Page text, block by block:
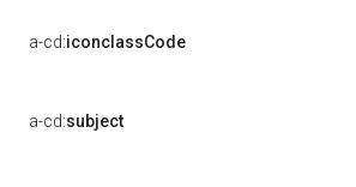
a-cd:iconclassCode
a-cd:subject